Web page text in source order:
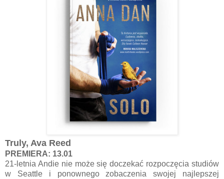
Truly, Ava Reed
PREMIERA: 13.01
21-letnia Andie nie może się doczekać rozpoczęcia studiów
w Seattle i ponownego zobaczenia swojej najlepszej